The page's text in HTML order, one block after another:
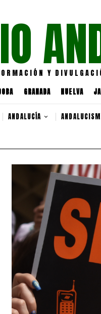
Y
GRANADA HUELVA
ANDALUCÍA